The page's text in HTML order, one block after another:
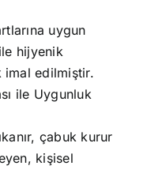
uygun
hijyenik
imal edilmiştir.
ile Uygunluk
çabuk kurur
kişisel